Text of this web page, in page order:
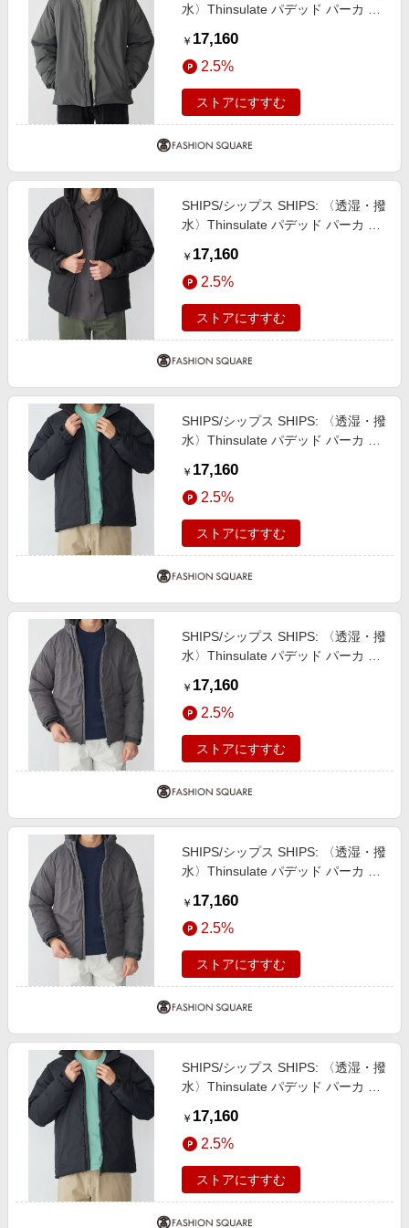
水〉Thinsulate パデッド パーカ チ
￥ 17,160
2.5%
ストアにすすむ
SHIPS/シップス SHIPS: 〈透湿・撥
水〉Thinsulate パデッド パーカ ダ
￥ 17,160
2.5%
ストアにすすむ
SHIPS/シップス SHIPS: 〈透湿・撥
水〉Thinsulate パデッド パーカ コ
￥ 17,160
2.5%
ストアにすすむ
SHIPS/シップス SHIPS: 〈透湿・撥
水〉Thinsulate パデッド パーカ グ
￥ 17,160
2.5%
ストアにすすむ
SHIPS/シップス SHIPS: 〈透湿・撥
水〉Thinsulate パデッド パーカ グ
￥ 17,160
2.5%
ストアにすすむ
SHIPS/シップス SHIPS: 〈透湿・撥
水〉Thinsulate パデッド パーカ コ
￥ 17,160
2.5%
ストアにすすむ